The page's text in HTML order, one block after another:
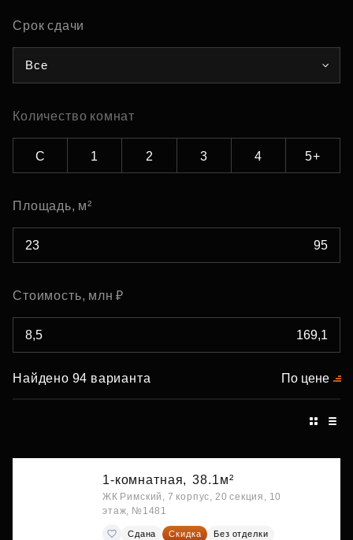
Срок сдачи
Все
Количество комнат
С 1 2 3 4 5+
Площадь, м²
Стоимость, млн ₽
Найдено 94 варианта По цене
1-комнатная, 38.1м²
ЖК Римский, 7 корпус, 20 секция, 10
этаж, №1481
Сдана Скидка
Без отделки